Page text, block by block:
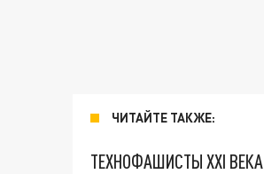
ЧИТАЙТЕ ТАКЖЕ:
ТЕХНОФАШИСТЫ XXI ВЕКА